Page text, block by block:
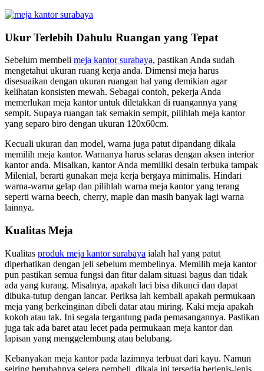
Ukur Terlebih Dahulu Ruangan yang Tepat
Sebelum membeli meja kantor surabaya, pastikan Anda sudah
mengetahui ukuran ruang kerja anda. Dimensi meja harus
disesuaikan dengan ukuran ruangan hal yang demikian agar
kelihatan konsisten mewah. Sebagai contoh, pekerja Anda
memerlukan meja kantor untuk diletakkan di ruangannya yang
sempit. Supaya ruangan tak semakin sempit, pilihlah meja kantor
yang separo biro dengan ukuran 120x60cm.
Kecuali ukuran dan model, warna juga patut dipandang dikala
memilih meja kantor. Warnanya harus selaras dengan aksen interior
kantor anda. Misalkan, kantor Anda memiliki desain terbuka tampak
Milenial, berarti gunakan meja kerja bergaya minimalis. Hindari
warna-warna gelap dan pilihlah warna meja kantor yang terang
seperti warna beech, cherry, maple dan masih banyak lagi warna
lainnya.
Kualitas Meja
Kualitas produk meja kantor surabaya ialah hal yang patut
diperhatikan dengan jeli sebelum membelinya. Memilih meja kantor
pun pastikan semua fungsi dan fitur dalam situasi bagus dan tidak
ada yang kurang. Misalnya, apakah laci bisa dikunci dan dapat
dibuka-tutup dengan lancar. Periksa lah kembali apakah permukaan
meja yang berkeinginan dibeli datar atau miring. Kaki meja apakah
kokoh atau tak. Ini segala tergantung pada pemasangannya. Pastikan
juga tak ada baret atau lecet pada permukaan meja kantor dan
lapisan yang menggelembung atau belubang.
Kebanyakan meja kantor pada lazimnya terbuat dari kayu. Namun
seiring berubahnya selera pembeli, dikala ini tersedia berjenis-jenis